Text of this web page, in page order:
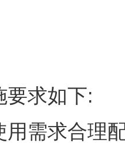
要求如下:
用需求合理